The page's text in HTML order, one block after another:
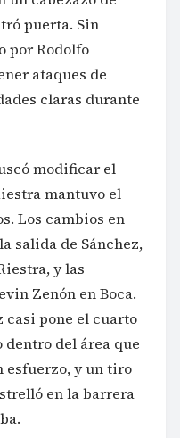
puerta. Sin
por Rodolfo
ataques de
claras durante
modificar el
mantuvo el
Los cambios en
salida de Sánchez,
y las
Zenón en Boca.
casi pone el cuarto
del área que
esfuerzo, y un tiro
en la barrera